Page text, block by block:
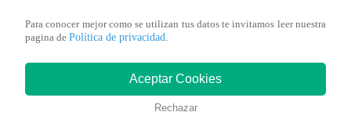
También te puede
interesar
Para conocer mejor como se utilizan tus datos te invitamos leer nuestra
pagina de Política de privacidad
Aceptar Cookies
Rechazar